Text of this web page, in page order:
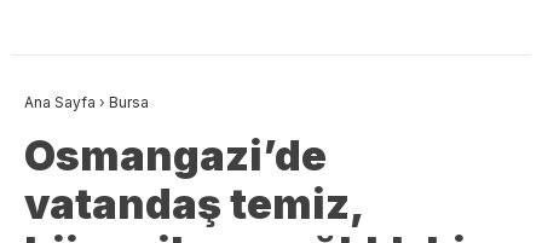
Ana Sayfa › Bursa
Osmangazi’de
vatandaş temiz,